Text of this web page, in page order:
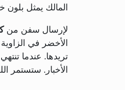
المالك يمثل بلون
لإرسال سفن من
تريدها. عندما
الأخبار. ستستمر